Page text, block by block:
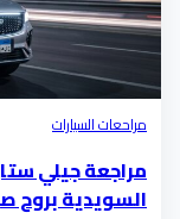
مراحعات السيارات
السويدية بروح